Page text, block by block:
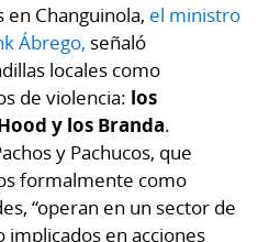
Changuinola, el ministro
Ábrego, señaló
locales como
de violencia: los
y los Branda.
y Pachucos, que
formalmente como
“operan en un sector de
implicados en acciones